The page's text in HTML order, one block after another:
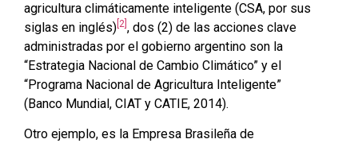
agricultura climáticamente inteligente (CSA, por sus
siglas en inglés) [2] , dos (2) de las acciones clave
administradas por el gobierno argentino son la
“Estrategia Nacional de Cambio Climático” y el
“Programa Nacional de Agricultura Inteligente”
(Banco Mundial, CIAT y CATIE, 2014).
Otro ejemplo, es la Empresa Brasileña de